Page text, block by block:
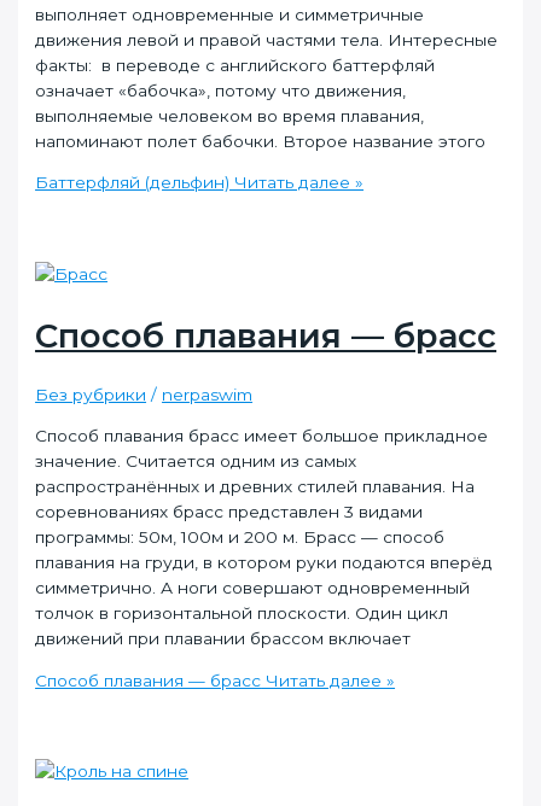
выполняет одновременные и симметричные
движения левой и правой частями тела. Интересные
факты: в переводе с английского баттерфляй
означает «бабочка», потому что движения,
выполняемые человеком во время плавания,
напоминают полет бабочки. Второе название этого
Баттерфляй (дельфин) Читать далее »
Способ плавания — брасс
Без рубрики / nerpaswim
Способ плавания брасс имеет большое прикладное
значение. Считается одним из самых
распространённых и древних стилей плавания. На
соревнованиях брасс представлен 3 видами
программы: 50м, 100м и 200 м. Брасс — способ
плавания на груди, в котором руки подаются вперёд
симметрично. А ноги совершают одновременный
толчок в горизонтальной плоскости. Один цикл
движений при плавании брассом включает
Способ плавания — брасс Читать далее »